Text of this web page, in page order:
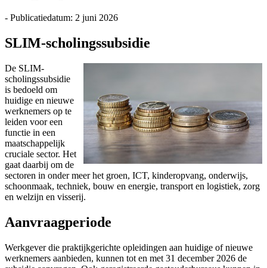
- Publicatiedatum: 2 juni 2026
SLIM-scholingssubsidie
De SLIM-
scholingssubsidie
is bedoeld om
huidige en nieuwe
werknemers op te
leiden voor een
functie in een
maatschappelijk
cruciale sector. Het
gaat daarbij om de
sectoren in onder meer het groen, ICT, kinderopvang, onderwijs,
schoonmaak, techniek, bouw en energie, transport en logistiek, zorg
en welzijn en visserij.
Aanvraagperiode
Werkgever die praktijkgerichte opleidingen aan huidige of nieuwe
werknemers aanbieden, kunnen tot en met 31 december 2026 de